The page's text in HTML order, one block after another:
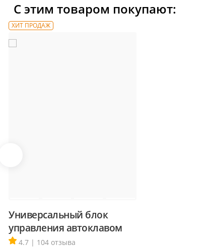
С этим товаром покупают:
ХИТ ПРОДАЖ
Универсальный блок
управления автоклавом
4.7 | 104 отзыва